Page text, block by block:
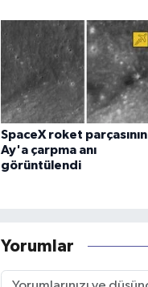
SpaceX roket parçasının
Ay'a çarpma anı
görüntülendi
Yorumlar